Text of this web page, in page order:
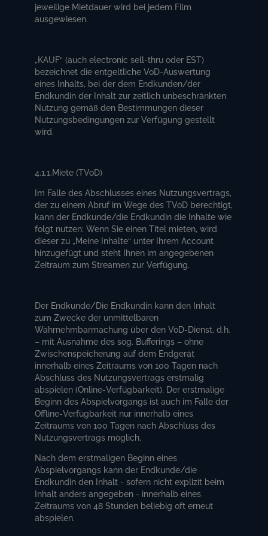
jeweilige Mietdauer wird bei jedem Film
ausgewiesen.
„KAUF“ (auch electronic sell-thru oder EST)
bezeichnet die entgeltliche VoD-Auswertung
eines Inhalts, bei der dem Endkunden/der
Endkundin der Inhalt zur zeitlich unbeschränkten
Nutzung gemäß den Bestimmungen dieser
Nutzungsbedingungen zur Verfügung gestellt
wird.
4.1.1.Miete (TVoD)
Im Falle des Abschlusses eines Nutzungsvertrags,
der zu einem Abruf im Wege des TVoD berechtigt,
kann der Endkunde/die Endkundin die Inhalte wie
folgt nutzen: Wenn Sie einen Titel mieten, wird
dieser zu „Meine Inhalte“ unter Ihrem Account
hinzugefügt und steht Ihnen im angegebenen
Zeitraum zum Streamen zur Verfügung.
Der Endkunde/Die Endkundin kann den Inhalt
zum Zwecke der unmittelbaren
Wahrnehmbarmachung über den VoD-Dienst, d.h.
– mit Ausnahme des sog. Bufferings – ohne
Zwischenspeicherung auf dem Endgerät
innerhalb eines Zeitraums von 100 Tagen nach
Abschluss des Nutzungsvertrags erstmalig
abspielen (Online-Verfügbarkeit). Der erstmalige
Beginn des Abspielvorgangs ist auch im Falle der
Offline-Verfügbarkeit nur innerhalb eines
Zeitraums von 100 Tagen nach Abschluss des
Nutzungsvertrags möglich.
Nach dem erstmaligen Beginn eines
Abspielvorgangs kann der Endkunde/die
Endkundin den Inhalt - sofern nicht explizit beim
Inhalt anders angegeben - innerhalb eines
Zeitraums von 48 Stunden beliebig oft erneut
abspielen.